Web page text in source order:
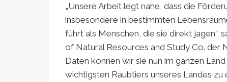
„Unsere Arbeit legt nahe, dass die
insbesondere in bestimmten
führt als Menschen, die sie direkt
of Natural Resources and Study Co. der
Daten können wir sie nun im ganzen
wichtigsten Raubtiers unseres Landes